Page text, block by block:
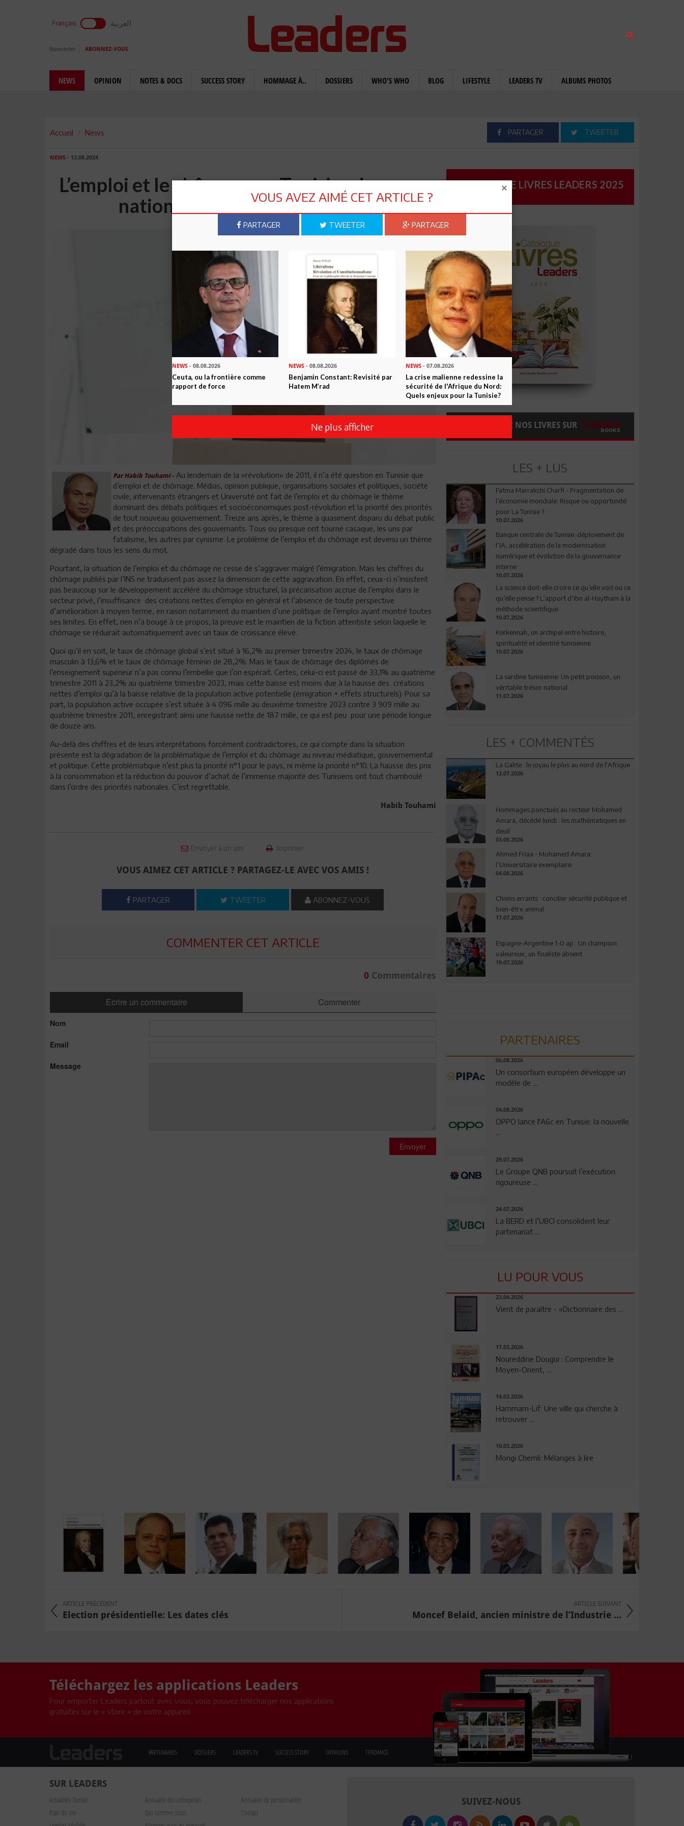
Français العربية
Newsletter ABONNEZ-VOUS
NEWS OPINION NOTES & DOCS SUCCESS STORY HOMMAGE À.. DOSSIERS WHO'S WHO BLOG LIFESTYLE LEADERS TV ALBUMS PHOTOS
Accueil News PARTAGER TWEETER
NEWS - 13.08.2024
L’emploi et le chômage en Tunisie : de cause
nationale à priorité dégradée
Par Habib Touhami -Au lendemain de la «révolution» de 2011, il n’a été question en Tunisie que
d’emploi et de chômage. Médias, opinion publique, organisations sociales et politiques, société
civile, intervenants étrangers et Université ont fait de l’emploi et du chômage le thème
dominant des débats politiques et socioéconomiques post-révolution et la priorité des priorités
de tout nouveau gouvernement. Treize ans après, le thème a quasiment disparu du débat public
et des préoccupations des gouvernants. Tous ou presque ont tourné casaque, les uns par
fatalisme, les autres par cynisme. Le problème de l’emploi et du chômage est devenu un thème
dégradé dans tous les sens du mot.
Pourtant, la situation de l’emploi et du chômage ne cesse de s’aggraver malgré l’émigration. Mais les chiffres du
chômage publiés par l’INS ne traduisent pas assez la dimension de cette aggravation. En effet, ceux-ci n’insistent
pas beaucoup sur le développement accéléré du chômage structurel, la précarisation accrue de l’emploi dans le
secteur privé, l’insuffisance des créations nettes d’emploi en général et l’absence de toute perspective
d’amélioration à moyen terme, en raison notamment du maintien d’une politique de l’emploi ayant montré toutes
ses limites. En effet, rien n’a bougé à ce propos, la preuve est le maintien de la fiction attentiste selon laquelle le
chômage se réduirait automatiquement avec un taux de croissance élevé.
Quoi qu’il en soit, le taux de chômage global s’est situé à 16,2% au premier trimestre 2024, le taux de chômage
masculin à 13,6% et le taux de chômage féminin de 28,2%. Mais le taux de chômage des diplômés de
l’enseignement supérieur n’a pas connu l’embellie que l’on espérait. Certes, celui-ci est passé de 33,1% au quatrième
trimestre 2011 à 23,2% au quatrième trimestre 2023, mais cette baisse est moins due à la hausse des créations
nettes d’emploi qu’à la baisse relative de la population active potentielle (émigration + effets structurels). Pour sa
part, la population active occupée s’est située à 4 096 mille au deuxième trimestre 2023 contre 3 909 mille au
quatrième trimestre 2011, enregistrant ainsi une hausse nette de 187 mille, ce qui est peu pour une période longue
de douze ans.
Au-delà des chiffres et de leurs interprétations forcément contradictoires, ce qui compte dans la situation
présente est la dégradation de la problématique de l’emploi et du chômage au niveau médiatique, gouvernemental
et politique. Cette problématique n’est plus la priorité n°1 pour le pays, ni même la priorité n°10. La hausse des prix
à la consommation et la réduction du pouvoir d’achat de l’immense majorité des Tunisiens ont tout chamboulé
dans l’ordre des priorités nationales. C’est regrettable.
Habib Touhami
Envoyer à un ami Imprimer
VOUS AIMEZ CET ARTICLE ? PARTAGEZ-LE AVEC VOS AMIS !
PARTAGER TWEETER ABONNEZ-VOUS
COMMENTER CET ARTICLE
0Commentaires
Ecrire un commentaire Commenter
Nom
Email
Message
Envoyer
CATALOGUE LIVRES LEADERS 2025
COMMANDEZ NOS LIVRES SUR
LES + LUS
Fatma Marrakchi Charfi - Fragmentation de
l’économie mondiale: Risque ou opportunité
pour La Tunisie ?
10.07.2026
Banque centrale de Tunisie: déploiement de
l’IA, accélération de la modernisation
numérique et évolution de la gouvernance
interne
10.07.2026
La science doit-elle croire ce qu’elle voit ou ce
qu’elle pense ? L’apport d’Ibn al-Haytham à la
méthode scientifique
10.07.2026
Kerkennah, un archipel entre histoire,
spiritualité et identité tunisienne
10.07.2026
La sardine tunisienne: Un petit poisson, un
véritable trésor national
11.07.2026
LES + COMMENTÉS
La Galite : le joyau le plus au nord de l'Afrique
12.07.2026
Hommages ponctués au recteur Mohamed
Amara, décédé lundi : les mathématiques en
deuil
03.08.2026
Ahmed Friaa - Mohamed Amara:
l’Universitaire exemplaire
04.08.2026
Chiens errants : concilier sécurité publique et
bien-être animal
17.07.2026
Espagne-Argentine 1-0 ap : Un champion
valeureux, un finaliste absent
19.07.2026
PARTENAIRES
06.08.2026
Un consortium européen développe un
modèle de ...
04.08.2026
OPPO lance l'A6c en Tunisie: la nouvelle
...
29.07.2026
Le Groupe QNB poursuit l’exécution
rigoureuse ...
24.07.2026
La BERD et l’UBCI consolident leur
partenariat ...
LU POUR VOUS
23.04.2026
Vient de paraître - «Dictionnaire des ...
17.03.2026
Noureddine Dougui : Comprendre le
Moyen-Orient, ...
14.03.2026
Hammam-Lif: Une ville qui cherche à
retrouver ...
10.03.2026
Mongi Chemli: Mélanges à lire
ARTICLE PRÉCÉDENT
Election présidentielle: Les dates clés
ARTICLE SUIVANT
Moncef Belaid, ancien ministre de l’Industrie ...
Téléchargez les applications Leaders
Pour emporter Leaders partout avec vous, vous pouvez télécharger nos applications
gratuites sur le « store » de votre appareil.
PARTENAIRES DOSSIERS LEADERS TV SUCCESS STORY OPINIONS TENDANCE
SUR LEADERS
Actualités Tunisie Annuaire des entreprises
Annuaire de personnalités
Plan du site
Qui sommes nous
Contact
SUIVEZ-NOUS
VOUS AVEZ AIMÉ CET ARTICLE ?
PARTAGER TWEETER PARTAGER
NEWS - 08.08.2026
Ceuta, ou la frontière comme
rapport de force
NEWS - 08.08.2026
Benjamin Constant: Revisité par
Hatem M’rad
NEWS- 07.08.2026
La crise malienne redessine la
sécurité de l'Afrique du Nord:
Quels enjeux pour la Tunisie?
Ne plus afficher